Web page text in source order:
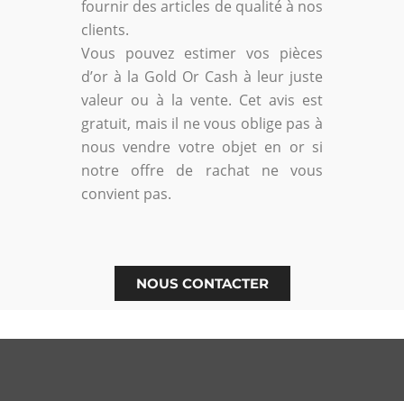
fournir des articles de qualité à nos
clients.
Vous pouvez estimer vos pièces
d’or à la Gold Or Cash à leur juste
valeur ou à la vente. Cet avis est
gratuit, mais il ne vous oblige pas à
nous vendre votre objet en or si
notre offre de rachat ne vous
convient pas.
NOUS CONTACTER